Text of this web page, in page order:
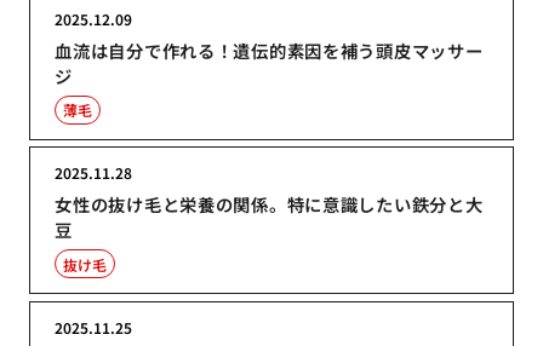
血流は自分で作れる！遺伝的素因を補う頭皮マッサー
ジ
2025.12.09
薄毛
女性の抜け毛と栄養の関係。特に意識したい鉄分と大
豆
2025.11.28
抜け毛
2025.11.25